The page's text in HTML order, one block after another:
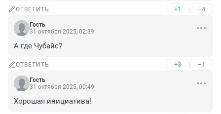
ОТВЕТИТЬ +1 –4
Гость
31 октября 2025, 02:39
А где Чубайс?
ОТВЕТИТЬ +3 –1
Гость
31 октября 2025, 00:49
Хорошая инициатива!